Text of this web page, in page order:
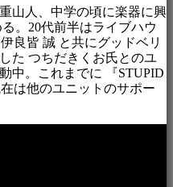
山人、中学の頃に楽器に興
。20代前半はライブハウ
良皆 誠 と共にグッドベリ
た つちだきくお氏とのユ
中。これまでに 『STUPID
は他のユニットのサポー